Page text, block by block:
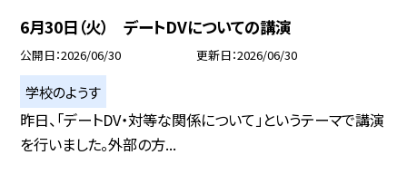
6月30日（火） デートDVについての講演
公開日 2026/06/30 更新日 2026/06/30
学校のようす
昨日、「デートDV・対等な関係について」というテーマで講演
を行いました。外部の方...